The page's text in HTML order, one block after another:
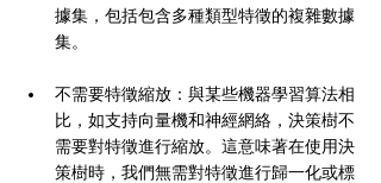
據集，包括包含多種類型特徵的複雜數據
集。
不需要特徵縮放：與某些機器學習算法相
比，如支持向量機和神經網絡，決策樹不
需要對特徵進行縮放。這意味著在使用決
策樹時，我們無需對特徵進行歸一化或標